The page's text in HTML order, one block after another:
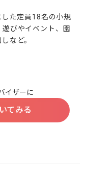
た定員18名の小規
びやイベント、園
など。
イザーに
てみる